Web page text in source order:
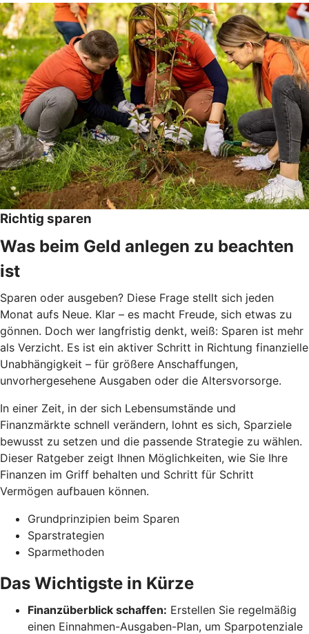
Richtig sparen
Was beim Geld anlegen zu beachten
ist
Sparen oder ausgeben? Diese Frage stellt sich jeden
Monat aufs Neue. Klar – es macht Freude, sich etwas zu
gönnen. Doch wer langfristig denkt, weiß: Sparen ist mehr
als Verzicht. Es ist ein aktiver Schritt in Richtung finanzielle
Unabhängigkeit – für größere Anschaffungen,
unvorhergesehene Ausgaben oder die Altersvorsorge.
In einer Zeit, in der sich Lebensumstände und
Finanzmärkte schnell verändern, lohnt es sich, Sparziele
bewusst zu setzen und die passende Strategie zu wählen.
Dieser Ratgeber zeigt Ihnen Möglichkeiten, wie Sie Ihre
Finanzen im Griff behalten und Schritt für Schritt
Vermögen aufbauen können.
Grundprinzipien beim Sparen
Sparstrategien
Sparmethoden
Das Wichtigste in Kürze
Finanzüberblick schaffen: Erstellen Sie regelmäßig
einen Einnahmen-Ausgaben-Plan, um Sparpotenziale